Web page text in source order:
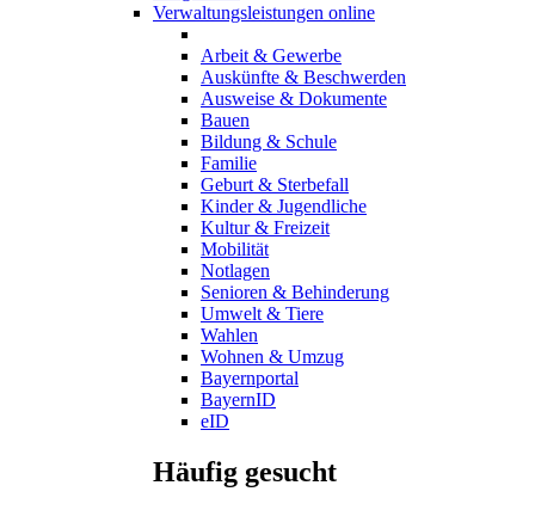
Verwaltungsleistungen online
Arbeit & Gewerbe
Auskünfte & Beschwerden
Ausweise & Dokumente
Bauen
Bildung & Schule
Familie
Geburt & Sterbefall
Kinder & Jugendliche
Kultur & Freizeit
Mobilität
Notlagen
Senioren & Behinderung
Umwelt & Tiere
Wahlen
Wohnen & Umzug
Bayernportal
BayernID
eID
Häufig gesucht